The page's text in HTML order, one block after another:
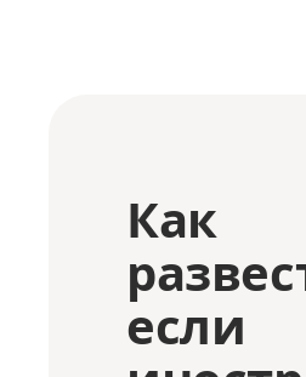
Как
если